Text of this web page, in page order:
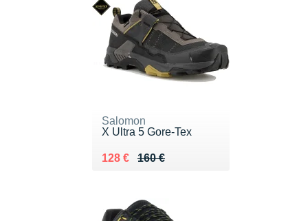
Salomon
X Ultra 5 Gore-Tex
160 €
Au lieu de 160 €
128 €
Vendu 128 €